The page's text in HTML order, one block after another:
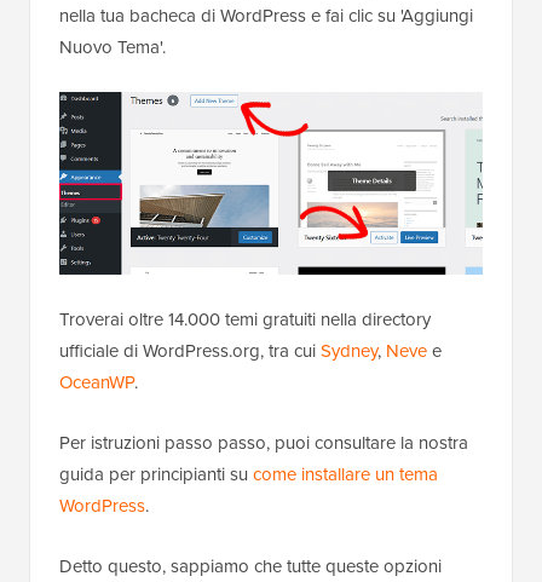
nella tua bacheca di WordPress e fai clic su 'Aggiungi
Nuovo Tema'.
Troverai oltre 14.000 temi gratuiti nella directory
ufficiale di WordPress.org, tra cuiSydney, Nevee
OceanWP.
Per istruzioni passo passo, puoi consultare la nostra
guida per principianti su come installare un tema
WordPress.
Detto questo, sappiamo che tutte queste opzioni